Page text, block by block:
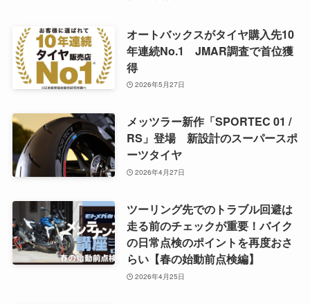
オートバックスがタイヤ購入先10
年連続No.1 JMAR調査で首位獲
得
2026年5月27日
メッツラー新作「SPORTEC 01 /
RS」登場 新設計のスーパースポ
ーツタイヤ
2026年4月27日
ツーリング先でのトラブル回避は
走る前のチェックが重要！バイク
の日常点検のポイントを再度おさ
らい【春の始動前点検編】
2026年4月25日